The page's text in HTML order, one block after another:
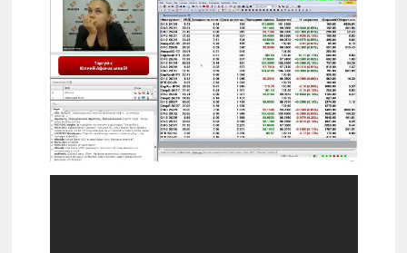
Видео
Сделано
в России
Рунет